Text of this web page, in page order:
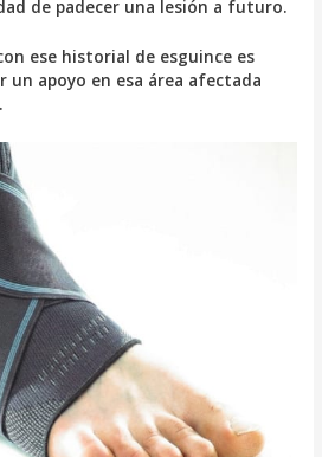
de padecer una lesión a futuro.
ese historial de esguince es
un apoyo en esa área afectada